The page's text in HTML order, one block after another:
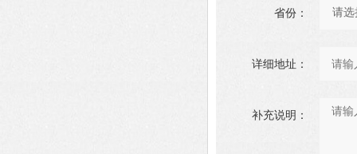
省份：
详细地址：
补充说明：